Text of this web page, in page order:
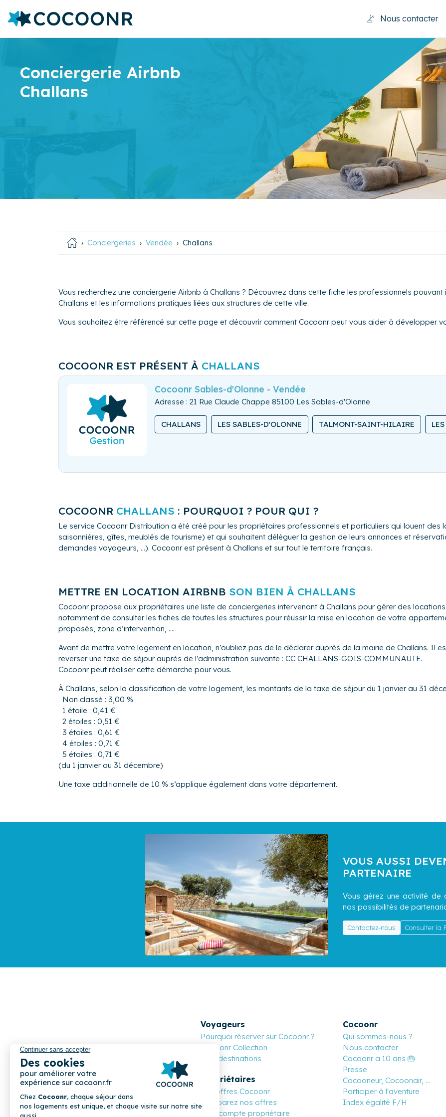
Nous contacter
Conciergerie Airbnb
Challans
Conciergeries Vendée Challans
Vous recherchez une conciergerie Airbnb à Challans ? Découvrez dans cette fiche les professionnels
Challans et les informations pratiques liées aux structures de cette ville.
Vous souhaitez être référencé sur cette page et découvrir comment Cocoonr peut vous aider à développer
COCOONR EST PRÉSENT À CHALLANS
Cocoonr Sables-d'Olonne - Vendée
Adresse : 21 Rue Claude Chappe 85100 Les Sables-d'Olonne
CHALLANS LES SABLES-D'OLONNE TALMONT-SAINT-HILAIRE
COCOONR CHALLANS : POURQUOI ? POUR QUI ?
Le service Cocoonr Distribution a été créé pour les propriétaires professionnels et particuliers qui louent
saisonnières, gîtes, meublés de tourisme) et qui souhaitent déléguer la gestion de leurs annonces et
demandes voyageurs, ...). Cocoonr est présent à Challans et sur tout le territoire français.
METTRE EN LOCATION AIRBNB SON BIEN À CHALLANS
Cocoonr propose aux propriétaires une liste de conciergeries intervenant à Challans pour gérer des
notamment de consulter les fiches de toutes les structures pour réussir la mise en location de votre
proposés, zone d’intervention, ....
Avant de mettre votre logement en location, n’oubliez pas de le déclarer auprès de la mairie de Challans. Il
reverser une taxe de séjour auprès de l’administration suivante : CC CHALLANS-GOIS-COMMUNAUTE.
Cocoonr peut réaliser cette démarche pour vous.
À Challans, selon la classification de votre logement, les montants de la taxe de séjour du 1 janvier au 31
Non classé : 3,00 %
1 étoile : 0,41 €
2 étoiles : 0,51 €
3 étoiles : 0,61 €
4 étoiles : 0,71 €
5 étoiles : 0,71 €
(du 1 janvier au 31 décembre)
Une taxe additionnelle de 10 % s’applique également dans votre département.
VOUS AUSSI
PARTENAIRE
Vous gérez une activité de
nos possibilités de
Contactez-nous Consulter la
Voyageurs
Pourquoi réserver sur Cocoonr ?
Cocoonr Collection
Nos destinations
Propriétaires
Les offres Cocoonr
Comparez nos offres
Mon compte propriétaire
Cocoonr
Qui sommes-nous ?
Nous contacter
Cocoonr a 10 ans 🎂
Presse
Cocooneur, Cocoonair, ...
Participer à l'aventure
Index égalité F/H